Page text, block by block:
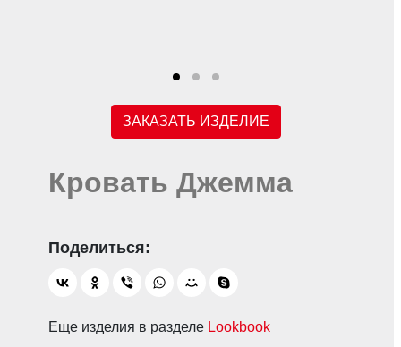
ЗАКАЗАТЬ ИЗДЕЛИЕ
Кровать Джемма
Еще изделия в разделе Lookbook